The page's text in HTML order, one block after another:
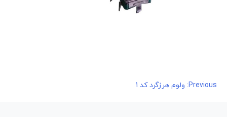
راهبری
Previous: ولوم هرزگرد کد 1